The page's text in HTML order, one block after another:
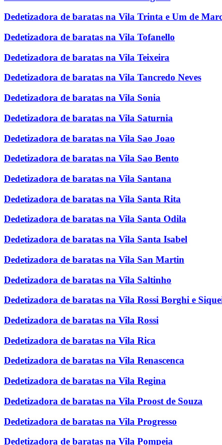
Dedetizadora de baratas na Vila Trinta e Um de
Dedetizadora de baratas na Vila Tofanello
Dedetizadora de baratas na Vila Teixeira
Dedetizadora de baratas na Vila Tancredo Neves
Dedetizadora de baratas na Vila Sonia
Dedetizadora de baratas na Vila Saturnia
Dedetizadora de baratas na Vila Sao Joao
Dedetizadora de baratas na Vila Sao Bento
Dedetizadora de baratas na Vila Santana
Dedetizadora de baratas na Vila Santa Rita
Dedetizadora de baratas na Vila Santa Odila
Dedetizadora de baratas na Vila Santa Isabel
Dedetizadora de baratas na Vila San Martin
Dedetizadora de baratas na Vila Saltinho
Dedetizadora de baratas na Vila Rossi Borghi e
Dedetizadora de baratas na Vila Rossi
Dedetizadora de baratas na Vila Rica
Dedetizadora de baratas na Vila Renascenca
Dedetizadora de baratas na Vila Regina
Dedetizadora de baratas na Vila Proost de Souza
Dedetizadora de baratas na Vila Progresso
Dedetizadora de baratas na Vila Pompeia